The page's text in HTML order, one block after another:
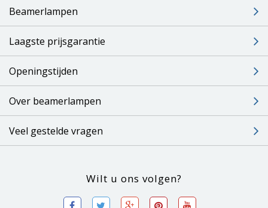
Beamerlampen
Laagste prijsgarantie
Openingstijden
Over beamerlampen
Veel gestelde vragen
Wilt u ons volgen?